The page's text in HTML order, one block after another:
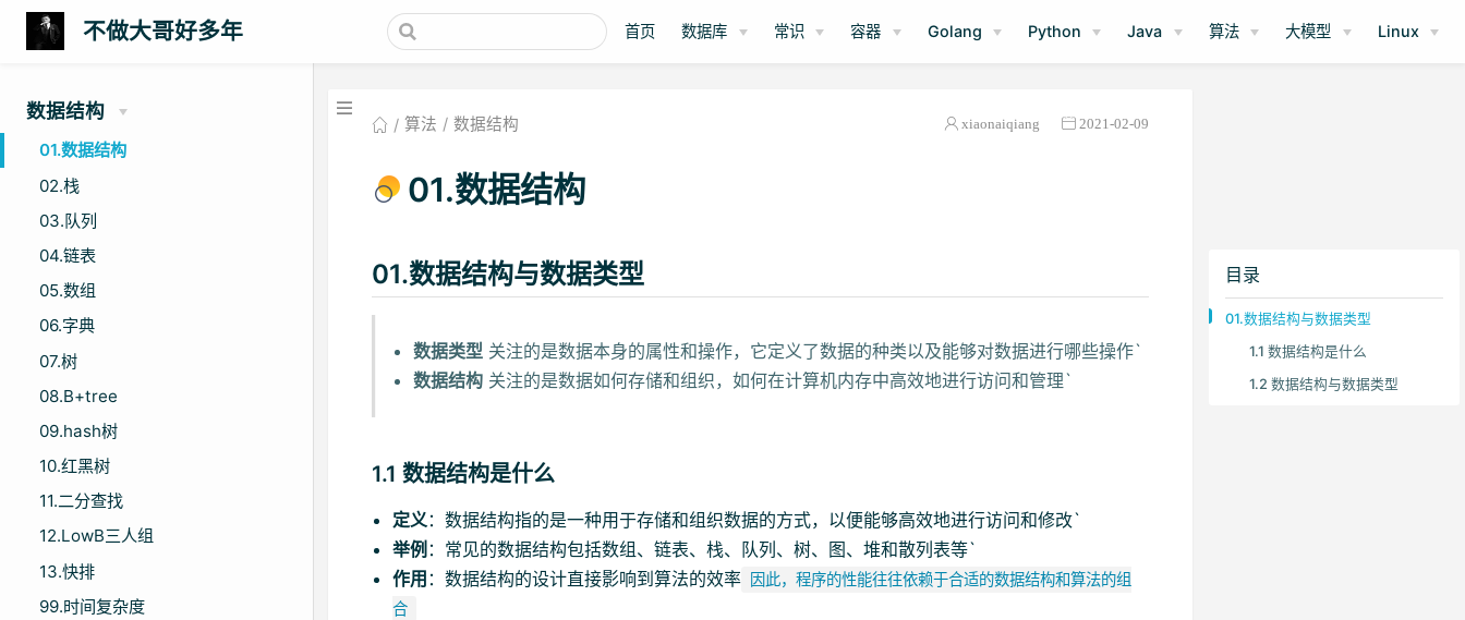
不做大哥好多年 首页 数据库 常识 容器 Golang Python Java 算法 大模型 Linux
数据结构
01.数据结构
02.栈
03.队列
04.链表
05.数组
06.字典
07.树
08.B+tree
09.hash树
10.红黑树
11.二分查找
12.LowB三人组
13.快排
99.时间复杂度
算法 数据结构 xiaonaiqiang 2021-02-09
目录
01.数据结构与数据类型
1.1 数据结构是什么
1.2 数据结构与数据类型
01.数据结构
01.数据结构与数据类型
数据类型 关注的是数据本身的属性和操作，它定义了数据的种类以及能够对数据进行哪些操作`
数据结构 关注的是数据如何存储和组织，如何在计算机内存中高效地进行访问和管理`
1.1 数据结构是什么
定义：数据结构指的是一种用于存储和组织数据的方式，以便能够高效地进行访问和修改`
举例 ：常见的数据结构包括数组、链表、栈、队列、树、图、堆和散列表等`
作用 ：数据结构的设计直接影响到算法的效率
因此，程序的性能往往依赖于合适的数据结构和算法的组
合